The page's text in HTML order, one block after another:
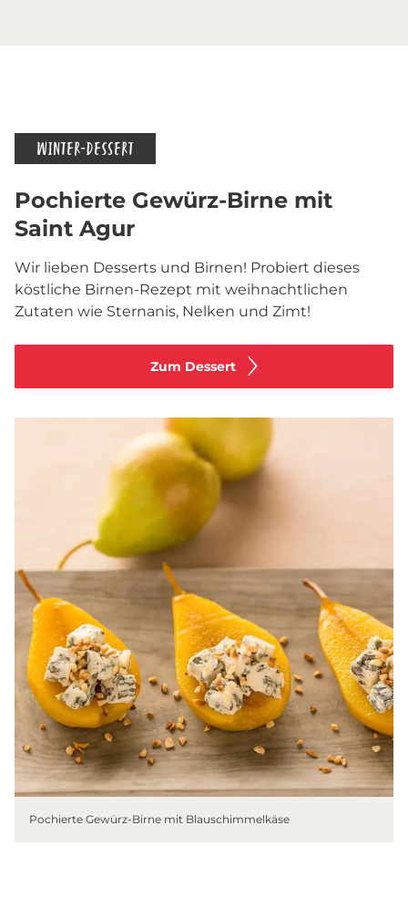
WINTER-DESSERT
Pochierte Gewürz-Birne mit
Saint Agur
Wir lieben Desserts und Birnen! Probiert dieses
köstliche Birnen-Rezept mit weihnachtlichen
Zutaten wie Sternanis, Nelken und Zimt!
Zum Dessert
Pochierte Gewürz-Birne mit Blauschimmelkäse